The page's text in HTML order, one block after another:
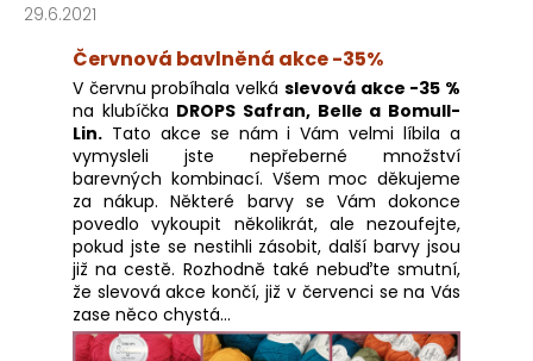
29.6.2021
Červnová bavlněná akce -35%
V červnu probíhala velká slevová akce -35 %
na klubíčka DROPS Safran, Belle a Bomull-
Lin.Tato akce se nám i Vám velmi líbila a
vymysleli jste nepřeberné množství
barevných kombinací. Všem moc děkujeme
za nákup. Některé barvy se Vám dokonce
povedlo vykoupit několikrát, ale nezoufejte,
pokud jste se nestihli zásobit, další barvy jsou
již na cestě. Rozhodně také nebuďte smutní,
že slevová akce končí, již v červenci se na Vás
zase něco chystá...
t